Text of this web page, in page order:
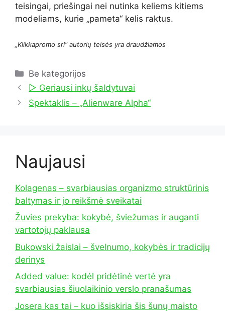
teisingai, priešingai nei nutinka keliems kitiems
modeliams, kurie „pameta“ kelis raktus.
„Klikkapromo srl“ autorių teisės yra draudžiamos
Kategorijos
Be kategorijos
▷ Geriausi inkų šaldytuvai
Spektaklis – „Alienware Alpha“
Naujausi
Kolagenas – svarbiausias organizmo struktūrinis
baltymas ir jo reikšmė sveikatai
Žuvies prekyba: kokybė, šviežumas ir auganti
vartotojų paklausa
Bukowski žaislai – švelnumo, kokybės ir tradicijų
derinys
Added value: kodėl pridėtinė vertė yra
svarbiausias šiuolaikinio verslo pranašumas
Josera kas tai – kuo išsiskiria šis šunų maisto